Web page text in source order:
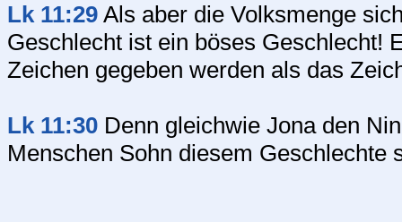
Lk 11:29 Als aber die Volksmenge
Geschlecht ist ein böses Geschlecht!
Zeichen gegeben werden als das
Lk 11:30 Denn gleichwie Jona den
Menschen Sohn diesem Geschlechte